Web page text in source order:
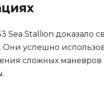
Sea Stallion доказало
Они успешно
сложных